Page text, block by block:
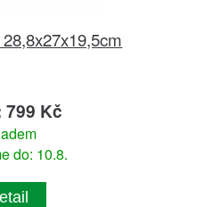
799 Kč
do: 10.8.